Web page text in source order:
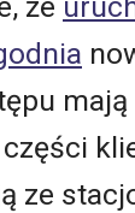
mają
ze